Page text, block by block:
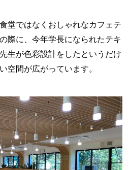
堂ではなくおしゃれなカフェテ
際に、今年学長になられたテキ
生が色彩設計をしたというだけ
空間が広がっています。